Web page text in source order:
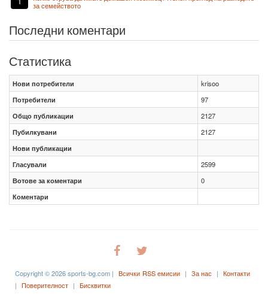
за семейството
Последни коментари
Статистика
Нови потребители
krisoo
Потребители
97
Общо публикации
2127
Пубилкувани
2127
Нови публикации
Гласували
2599
Вотове за коментари
0
Коментари
Copyright © 2026 sports-bg.com | Всички RSS емисии | За нас | Контакти
| Поверителност | Бисквитки